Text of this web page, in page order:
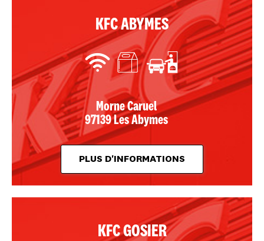
KFC ABYMES
Morne Caruel
97139 Les Abymes
PLUS D'INFORMATIONS
KFC GOSIER